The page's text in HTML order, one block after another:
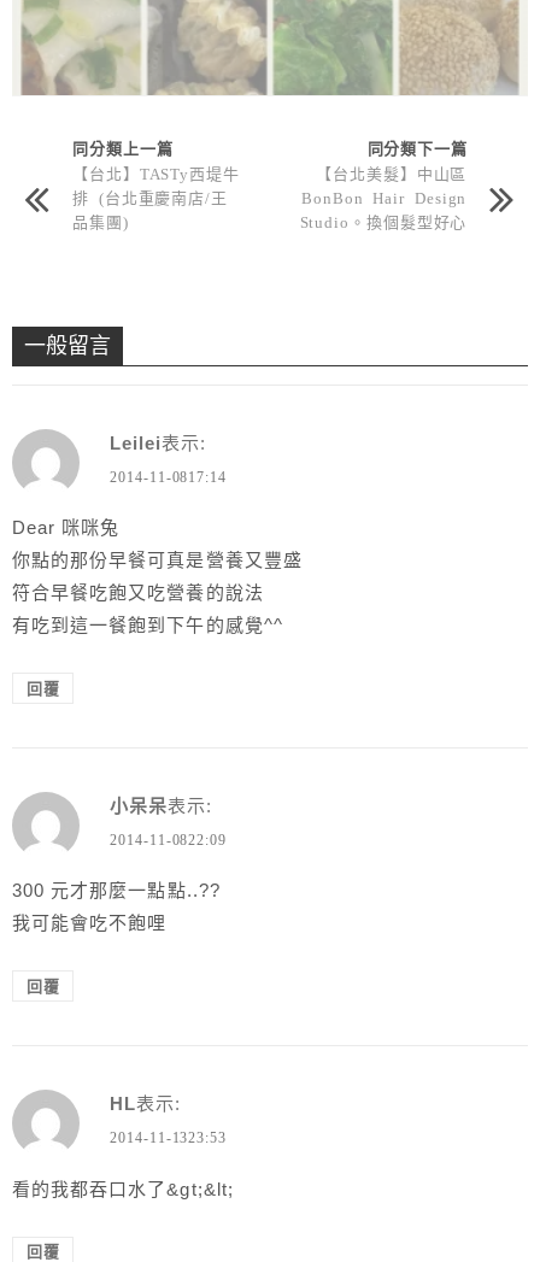
同分類上一篇
【台北】TASTy西堤牛
排 (台北重慶南店/王
品集團)
同分類下一篇
【台北美髮】中山區
BonBon Hair Design
Studio。換個髮型好心
一般留言
Leilei表示:
2014-11-0817:14
Dear 咪咪兔
你點的那份早餐可真是營養又豐盛
符合早餐吃飽又吃營養的說法
有吃到這一餐飽到下午的感覺^^
回覆
小呆呆表示:
2014-11-0822:09
300 元才那麼一點點..??
我可能會吃不飽哩
回覆
HL表示:
2014-11-1323:53
看的我都吞口水了&gt;&lt;
回覆